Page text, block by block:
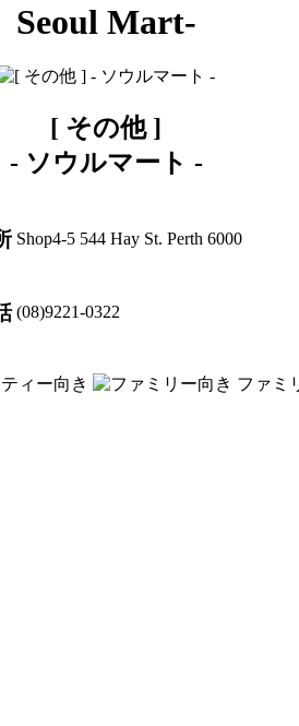
Seoul Mart-
[ その他 ]
- ソウルマート -
Shop4-5 544 Hay St. Perth 6000
(08)9221-0322
ィー向き ファミ